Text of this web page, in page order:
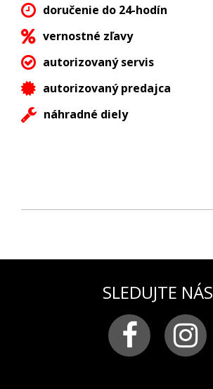
doručenie do 24-hodín
vernostné zľavy
autorizovaný servis
autorizovaný predajca
náhradné diely
SLEDUJTE NÁS